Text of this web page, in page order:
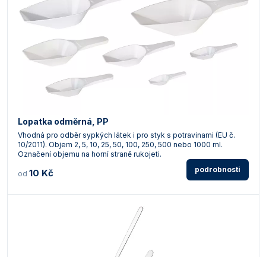
Lopatka odměrná, PP
Vhodná pro odběr sypkých látek i pro styk s potravinami (EU č.
10/2011). Objem 2, 5, 10, 25, 50, 100, 250, 500 nebo 1000 ml.
Označení objemu na horní straně rukojeti.
od 10 Kč podrobnosti
Vlastnosti skla a porcelánu
Zátky a uzávěry
Vlastnosti plastů
Teploměry, vlhkoměry a další přístroje pro
měření prostředí (klimatu)
Titrátory
Váhy
Viskozimetry